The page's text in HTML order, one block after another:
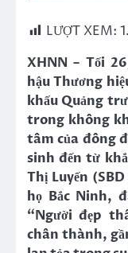
LƯỢT XEM:
XHNN – Tối
hậu Thương
khấu Quảng
trong không
tâm của đông
sinh đến từ
Thị Luyến
họ Bắc Ninh,
“Người đẹp
chân thành,